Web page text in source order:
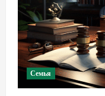
Семья